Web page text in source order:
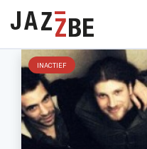
INACTIEF